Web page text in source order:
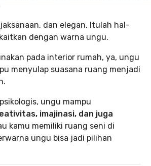
dan elegan. Itulah hal-
dengan warna ungu.
pada interior rumah, ya, ungu
menyulap suasana ruang menjadi
ungu mampu
imajinasi, dan juga
kamu memiliki ruang seni di
ungu bisa jadi pilihan